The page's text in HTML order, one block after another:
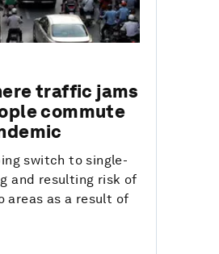
traffic jams
commute
switch to single-
and resulting risk of
areas as a result of